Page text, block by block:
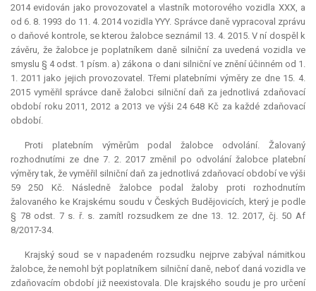
2014 evidován jako provozovatel a vlastník motorového vozidla XXX, a
od 6. 8. 1993 do 11. 4. 2014 vozidla YYY. Správce daně vypracoval zprávu
o daňové kontrole, se kterou žalobce seznámil 13. 4. 2015. V ní dospěl k
závěru, že žalobce je poplatníkem daně silniční za uvedená vozidla ve
smyslu § 4 odst. 1 písm. a) zákona o dani silniční ve znění účinném od 1.
1. 2011 jako jejich provozovatel. Třemi platebními výměry ze dne 15. 4.
2015 vyměřil správce daně žalobci silniční daň za jednotlivá zdaňovací
období roku 2011, 2012 a 2013 ve výši 24 648 Kč za každé zdaňovací
období.
Proti platebním výměrům podal žalobce odvolání. Žalovaný
rozhodnutími ze dne 7. 2. 2017 změnil po odvolání žalobce platební
výměry tak, že vyměřil silniční daň za jednotlivá zdaňovací období ve výši
59 250 Kč. Následně žalobce podal žaloby proti rozhodnutím
žalovaného ke Krajskému soudu v Českých Budějovicích, který je podle
§ 78 odst. 7 s. ř. s. zamítl rozsudkem ze dne 13. 12. 2017, čj. 50 Af
8/2017-34.
Krajský soud se v napadeném rozsudku nejprve zabýval námitkou
žalobce, že nemohl být poplatníkem silniční daně, neboť daná vozidla ve
zdaňovacím období již neexistovala. Dle krajského soudu je pro určení